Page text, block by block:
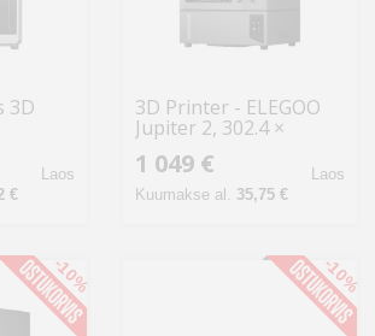
3D
€
Laos
3D Printer - ELEGOO
Jupiter 2, 302.4 ×
161.98 × 300 mm, 14-
Inch 16K LCD
1 049 €
Kuumakse al. 35,75 €
Laos
-10% -10%